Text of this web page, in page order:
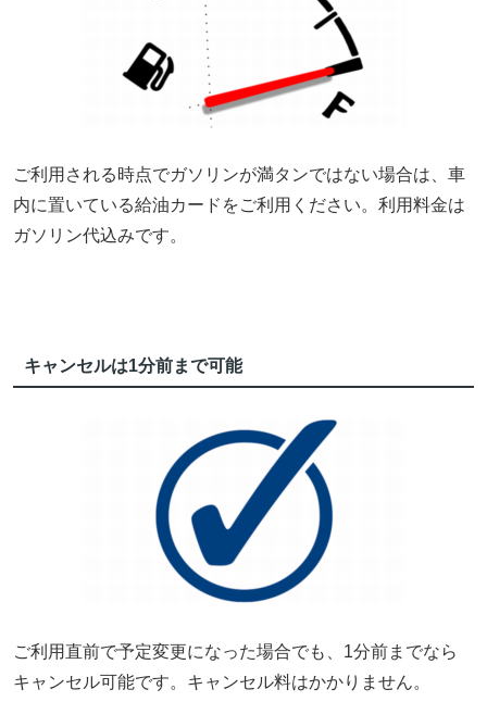
ご利用される時点でガソリンが満タンではない場合は、車
内に置いている給油カードをご利用ください。利用料金は
ガソリン代込みです。
キャンセルは1分前まで可能
ご利用直前で予定変更になった場合でも、1分前までなら
キャンセル可能です。キャンセル料はかかりません。